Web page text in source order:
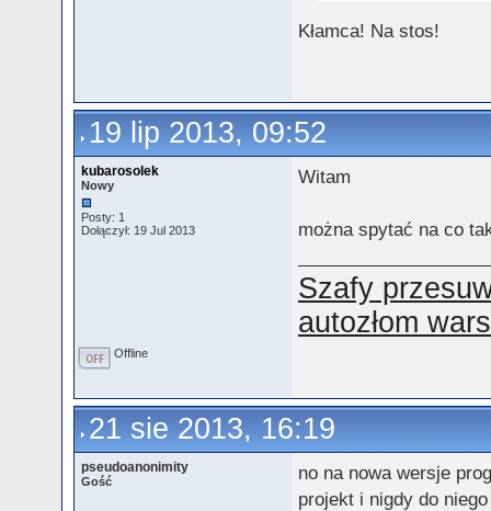
Kłamca! Na stos!
19 lip 2013, 09:52
kubarosolek
Nowy
Posty: 1
Dołączył: 19 Jul 2013
Witam
można spytać na co
Szafy
autozłom
Offline
21 sie 2013, 16:19
pseudoanonimity
Gość
no na nowa wersje
projekt i nigdy do